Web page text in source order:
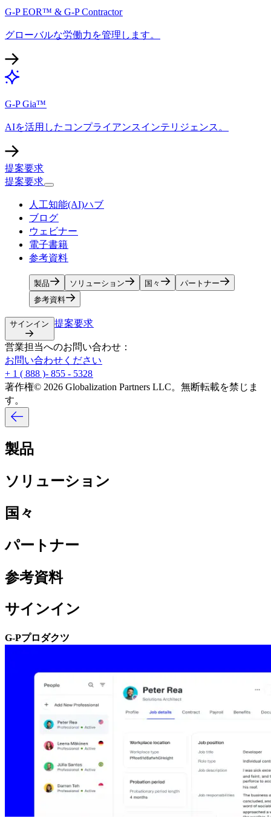
G-P EOR™ & G-P Contractor​​
グローバルな労働力を管理します。​​
G-P Gia™​​
AIを活用したコンプライアンスインテリジェンス。​​
提案要求​​
提案要求​​
人工知能(AI)ハブ​​
ブログ​​
ウェビナー​​
電子書籍​​
参考資料​​
製品​​ ソリューション​​ 国々​​
パートナー​​
参考資料​​
サインイン​​ 提案要求​​
営業担当へのお問い合わせ：​​
お問い合わせください​​
+ 1 ( 888 )- 855 - 5328​​
著作権© 2026 Globalization Partners LLC。無断転載を禁じま
す。​​
製品​​
ソリューション​​
国々​​
パートナー​​
参考資料​​
サインイン​​
G-Pプロダクツ​​